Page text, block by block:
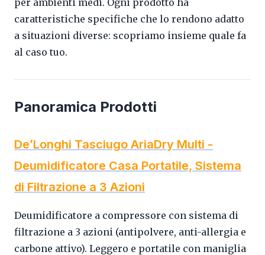
per ambienti medi. Ogni prodotto ha
caratteristiche specifiche che lo rendono adatto
a situazioni diverse: scopriamo insieme quale fa
al caso tuo.
Panoramica Prodotti
De’Longhi Tasciugo AriaDry Multi -
Deumidificatore Casa Portatile, Sistema
di Filtrazione a 3 Azioni
Deumidificatore a compressore con sistema di
filtrazione a 3 azioni (antipolvere, anti-allergia e
carbone attivo). Leggero e portatile con maniglia